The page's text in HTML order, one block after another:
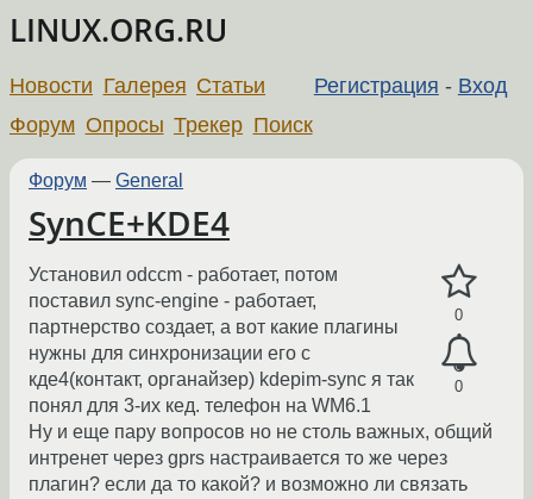
LINUX.ORG.RU
Регистрация - Вход
Новости Галерея Статьи
Форум Опросы Трекер Поиск
Форум — General
SynCE+KDE4
0
0
Установил odccm - работает, потом
поставил sync-engine - работает,
партнерство создает, а вот какие плагины
нужны для синхронизации его с
кде4(контакт, органайзер) kdepim-sync я так
понял для 3-их кед. телефон на WM6.1
Ну и еще пару вопросов но не столь важных, общий
интренет через gprs настраивается то же через
плагин? если да то какой? и возможно ли связать